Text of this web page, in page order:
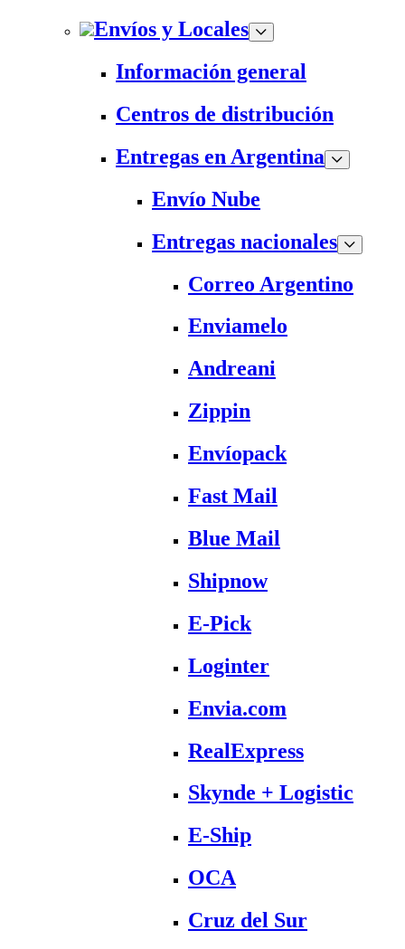
Envíos y Locales
Información general
Centros de distribución
Entregas en Argentina
Envío Nube
Entregas nacionales
Correo Argentino
Enviamelo
Andreani
Zippin
Envíopack
Fast Mail
Blue Mail
Shipnow
E-Pick
Loginter
Envia.com
RealExpress
Skynde + Logistic
E-Ship
OCA
Cruz del Sur